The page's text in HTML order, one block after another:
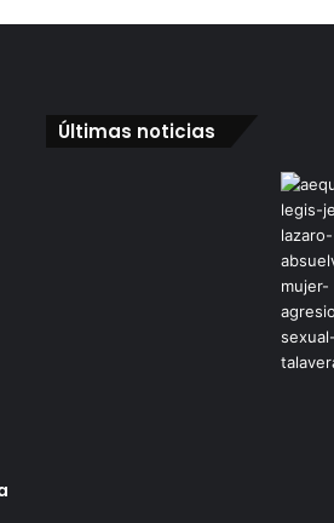
Últimas noticias